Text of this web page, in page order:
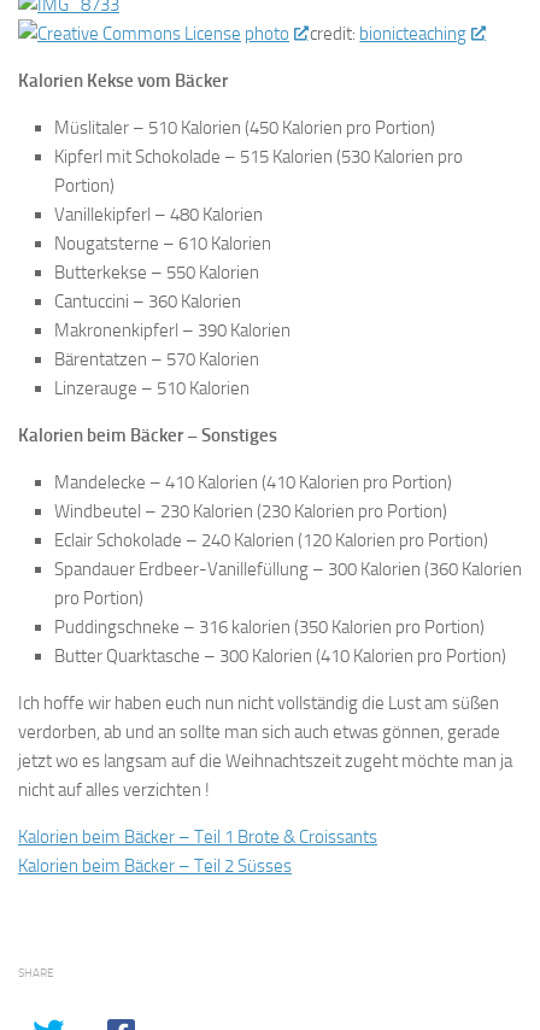
photo credit: bionicteaching
Kalorien Kekse vom Bäcker
Müslitaler – 510 Kalorien (450 Kalorien pro Portion)
Kipferl mit Schokolade – 515 Kalorien (530 Kalorien pro
Portion)
Vanillekipferl – 480 Kalorien
Nougatsterne – 610 Kalorien
Butterkekse – 550 Kalorien
Cantuccini – 360 Kalorien
Makronenkipferl – 390 Kalorien
Bärentatzen – 570 Kalorien
Linzerauge – 510 Kalorien
Kalorien beim Bäcker – Sonstiges
Mandelecke – 410 Kalorien (410 Kalorien pro Portion)
Windbeutel – 230 Kalorien (230 Kalorien pro Portion)
Eclair Schokolade – 240 Kalorien (120 Kalorien pro Portion)
Spandauer Erdbeer-Vanillefüllung – 300 Kalorien (360 Kalorien
pro Portion)
Puddingschneke – 316 kalorien (350 Kalorien pro Portion)
Butter Quarktasche – 300 Kalorien (410 Kalorien pro Portion)
Ich hoffe wir haben euch nun nicht vollständig die Lust am süßen
verdorben, ab und an sollte man sich auch etwas gönnen, gerade
jetzt wo es langsam auf die Weihnachtszeit zugeht möchte man ja
nicht auf alles verzichten !
Kalorien beim Bäcker – Teil 1 Brote & Croissants
Kalorien beim Bäcker – Teil 2 Süsses
SHARE